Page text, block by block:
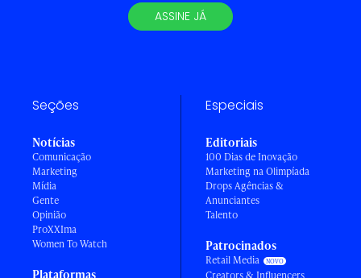
ASSINE JÁ
Seções
Notícias
Comunicação
Marketing
Mídia
Gente
Opinião
ProXXIma
Women To Watch
Plataformas
Especiais
Editoriais
100 Dias de Inovação
Marketing na Olimpíada
Drops Agências &
Anunciantes
Talento
Patrocinados
Retail Media